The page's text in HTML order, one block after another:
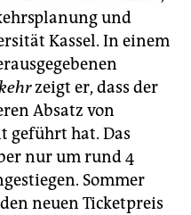
und
Kassel. In einem
zeigt er, dass der
Absatz von
geführt hat. Das
nur um rund 4
Sommer
neuen Ticketpreis